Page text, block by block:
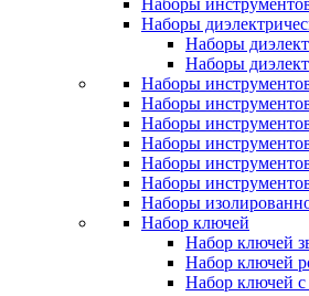
Наборы
Наборы
Наборы
Наборы
Наборы
Наборы
Наборы
Наборы
Наборы
Наборы
Наборы
Набор ключей
Набор ключей
Набор ключей
Набор ключей с